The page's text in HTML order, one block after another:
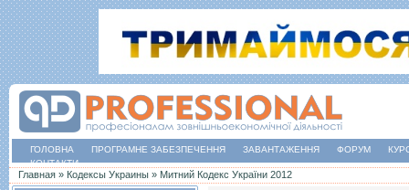
ГОЛОВНА ПРОГРАМНЕ ЗАБЕЗПЕЧЕННЯ ЗАВАНТАЖЕННЯ ФОРУМ
КОНТАКТИ
Ви є тут
Главная » Кодексы Украины » Митний Кодекс України 2012